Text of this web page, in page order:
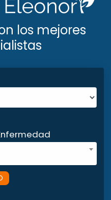
los mejores